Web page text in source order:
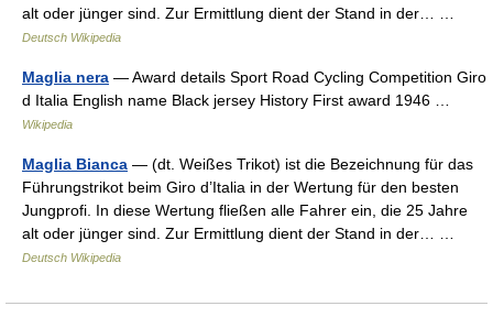
alt oder jünger sind. Zur Ermittlung dient der Stand in der… …
Deutsch Wikipedia
Maglia nera — Award details Sport Road Cycling Competition Giro
d Italia English name Black jersey History First award 1946 …
Wikipedia
Maglia Bianca — (dt. Weißes Trikot) ist die Bezeichnung für das
Führungstrikot beim Giro d’Italia in der Wertung für den besten
Jungprofi. In diese Wertung fließen alle Fahrer ein, die 25 Jahre
alt oder jünger sind. Zur Ermittlung dient der Stand in der… …
Deutsch Wikipedia